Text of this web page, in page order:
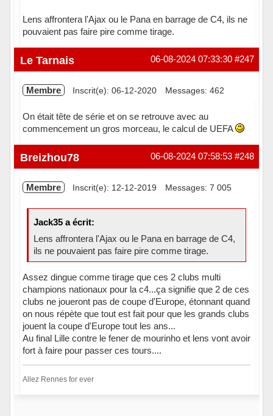
Lens affrontera l'Ajax ou le Pana en barrage de C4, ils ne
pouvaient pas faire pire comme tirage.
Hors ligne #247
06-08-2024 07:33:30
Le Tarnais
Membre Inscrit(e): 06-12-2020 Messages: 462
On était tête de série et on se retrouve avec au
commencement un gros morceau, le calcul de UEFA
Hors ligne #248
06-08-2024 07:58:53
Breizhou78
Membre Inscrit(e): 12-12-2019 Messages: 7 005
Jack35 a écrit:
Lens affrontera l'Ajax ou le Pana en barrage de C4,
ils ne pouvaient pas faire pire comme tirage.
Assez dingue comme tirage que ces 2 clubs multi
champions nationaux pour la c4...ça signifie que 2 de ces
clubs ne joueront pas de coupe d'Europe, étonnant quand
on nous répète que tout est fait pour que les grands clubs
jouent la coupe d'Europe tout les ans...
Au final Lille contre le fener de mourinho et lens vont avoir
fort à faire pour passer ces tours....
Allez Rennes for ever